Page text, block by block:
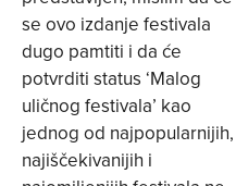
se ovo izdanje festivala
dugo pamtiti i da će
potvrditi status ‘Malog
uličnog festivala’ kao
jednog od najpopularnijih,
najiščekivanijih i